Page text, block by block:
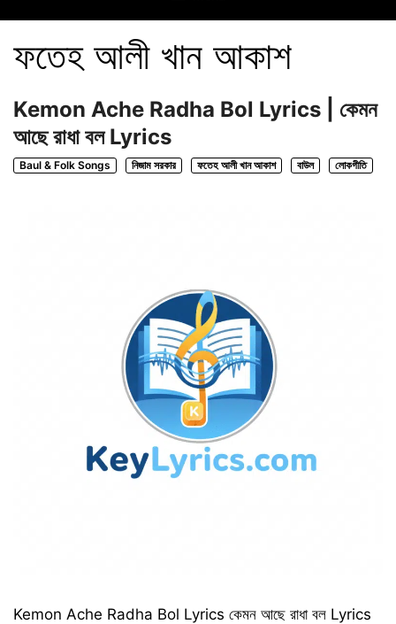
ফতেহ আলী খান আকাশ
Kemon Ache Radha Bol Lyrics | কেমন
আছে রাধা বল Lyrics
Baul & Folk Songs নিজাম সরকার ফতেহ আলী খান আকাশ বাউল লোকগীতি
Kemon Ache Radha Bol Lyrics কেমন আছে রাধা বল Lyrics